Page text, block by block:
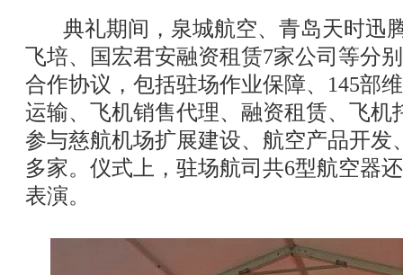
典礼期间，泉城航空、青岛天时迅
飞培、国宏君安融资租赁7家公司等分
合作协议，包括驻场作业保障、145部
运输、飞机销售代理、融资租赁、飞机
参与慈航机场扩展建设、航空产品开发
多家。仪式上，驻场航司共6型航空器
表演。